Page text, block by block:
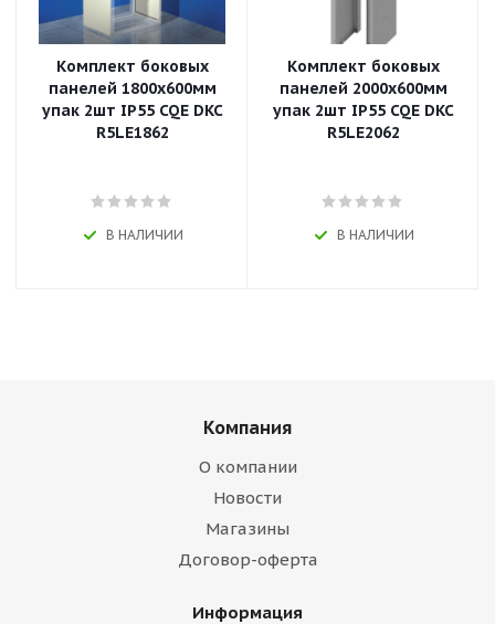
Комплект боковых
панелей 1800x600мм
упак 2шт IP55 CQE DKC
R5LE1862
В НАЛИЧИИ
Комплект боковых
панелей 2000x600мм
упак 2шт IP55 CQE DKC
R5LE2062
В НАЛИЧИИ
Компания
О компании
Новости
Магазины
Договор-оферта
Информация